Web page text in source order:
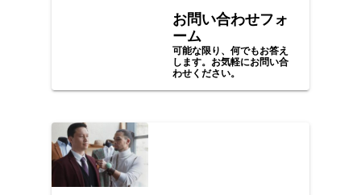
お問い合わせフォ
ーム
可能な限り、何でもお答え
します。お気軽にお問い合
わせください。